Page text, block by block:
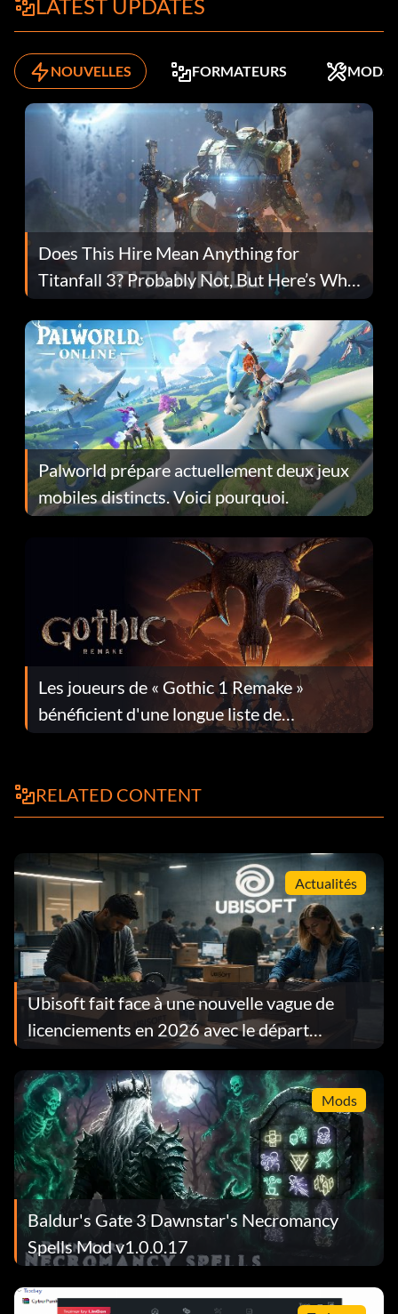
LATEST UPDATES
NOUVELLES FORMATEURS MODS
Does This Hire Mean Anything for
Titanfall 3? Probably Not, But Here’s Why
Fans Are Hopeful
Palworld prépare actuellement deux jeux
mobiles distincts. Voici pourquoi.
Les joueurs de « Gothic 1 Remake »
bénéficient d'une longue liste de
corrections dans la mise à jour 1.0.4
RELATED CONTENT
Actualités
Ubisoft fait face à une nouvelle vague de
licenciements en 2026 avec le départ
d'environ 130 employés en l'espace d'une
semaine
Mods
Baldur's Gate 3 Dawnstar's Necromancy
Spells Mod v1.0.0.17